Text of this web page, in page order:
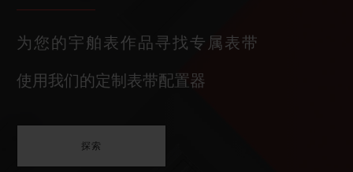
为您的宇舶表作品寻找专属表带
使用我们的定制表带配置器
探索